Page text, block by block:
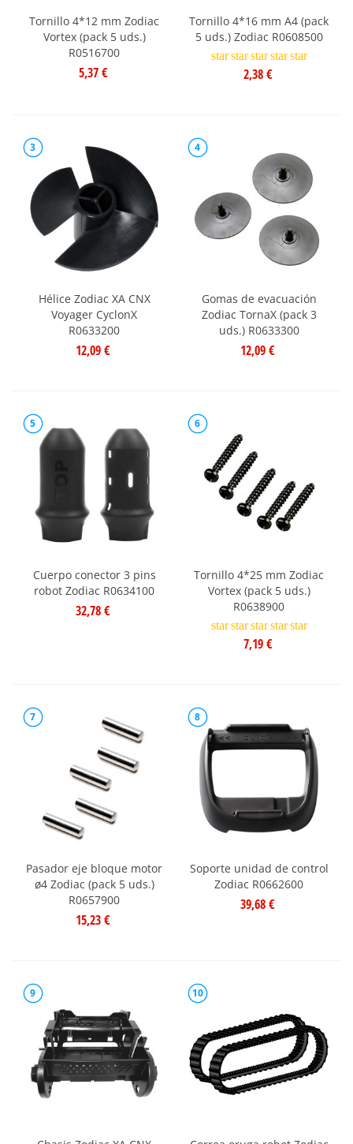
Tornillo 4*12 mm Zodiac
Vortex (pack 5 uds.)
R0516700
5,37 €
Tornillo 4*16 mm A4 (pack
5 uds.) Zodiac R0608500
star star star star star
2,38 €
3
Hélice Zodiac XA CNX
Voyager CyclonX
R0633200
12,09 €
4
Gomas de evacuación
Zodiac TornaX (pack 3
uds.) R0633300
12,09 €
5
Cuerpo conector 3 pins
robot Zodiac R0634100
32,78 €
6
Tornillo 4*25 mm Zodiac
Vortex (pack 5 uds.)
R0638900
star star star star star
7,19 €
7
Pasador eje bloque motor
ø4 Zodiac (pack 5 uds.)
R0657900
15,23 €
8
Soporte unidad de control
Zodiac R0662600
39,68 €
9 10